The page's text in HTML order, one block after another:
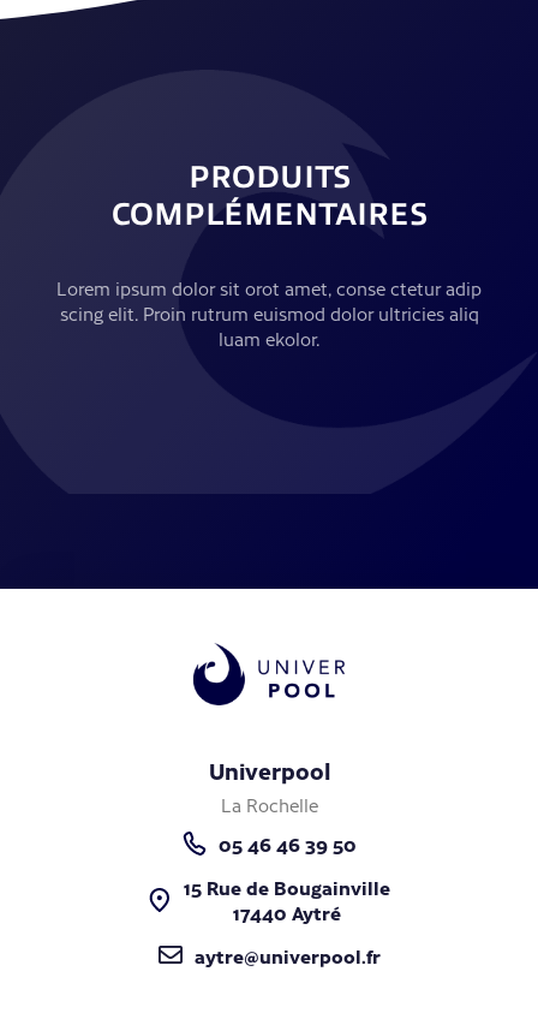
PRODUITS
COMPLÉMENTAIRES
Lorem ipsum dolor sit orot amet, conse ctetur adip
scing elit. Proin rutrum euismod dolor ultricies aliq
luam ekolor.
Univerpool
La Rochelle
05 46 46 39 50
15 Rue de Bougainville
17440 Aytré
aytre@univerpool.fr